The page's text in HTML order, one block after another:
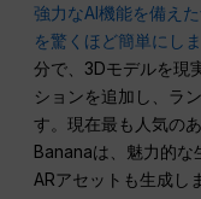
強力なAI機能を備え
を驚くほど簡単にしま
分で、3Dモデルを現
ションを追加し、ラ
す。現在最も人気の
Bananaは、魅力的な
ARアセットも生成し